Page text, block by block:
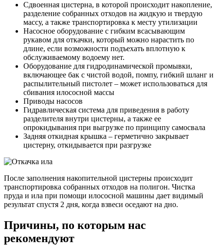
Сдвоенная цистерна, в которой происходит накопление,
разделение собранных отходов на жидкую и твердую
массу, а также транспортировка к месту утилизации
Насосное оборудование с гибким всасывающим
рукавом для откачки, который можно нарастить по
длине, если возможности подъехать вплотную к
обслуживаемому водоему нет.
Оборудование для гидродинамической промывки,
включающее бак с чистой водой, помпу, гибкий шланг и
распылительный пистолет – может использоваться для
сбивания илососной массы
Приводы насосов
Гидравлическая система для приведения в работу
разделителя внутри цистерны, а также ее
опрокидывания при выгрузке по принципу самосвала
Задняя откидная крышка – герметично закрывает
цистерну, откидывается при разгрузке
После заполнения накопительной цистерны происходит
транспортировка собранных отходов на полигон. Чистка
пруда и ила при помощи илососной машины дает видимый
результат спустя 2 дня, когда взвеси оседают на дно.
Причины, по которым нас
рекомендуют